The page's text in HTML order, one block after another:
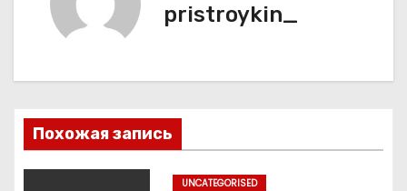
п
о
з
pristroykin_
Похожая запись
UNCATEGORISED